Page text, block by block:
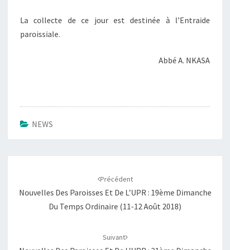
La collecte de ce jour est destinée à l’Entraide
paroissiale.
Abbé A. NKASA
NEWS
Précédent
Nouvelles Des Paroisses Et De L’UPR : 19ème Dimanche
Du Temps Ordinaire (11-12 Août 2018)
Suivant